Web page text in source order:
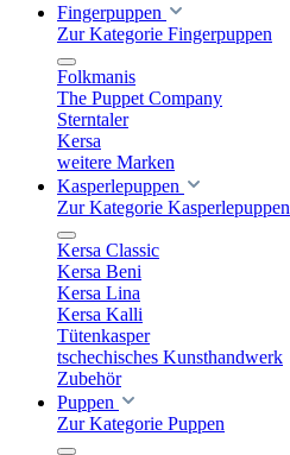
Fingerpuppen
Zur Kategorie Fingerpuppen
Folkmanis
The Puppet Company
Sterntaler
Kersa
weitere Marken
Kasperlepuppen
Zur Kategorie Kasperlepuppen
Kersa Classic
Kersa Beni
Kersa Lina
Kersa Kalli
Tütenkasper
tschechisches Kunsthandwerk
Zubehör
Puppen
Zur Kategorie Puppen